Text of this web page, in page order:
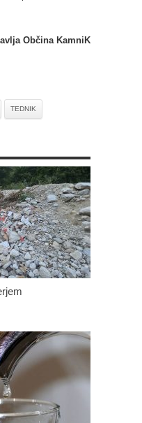
Občina KamniK
TEDNIK